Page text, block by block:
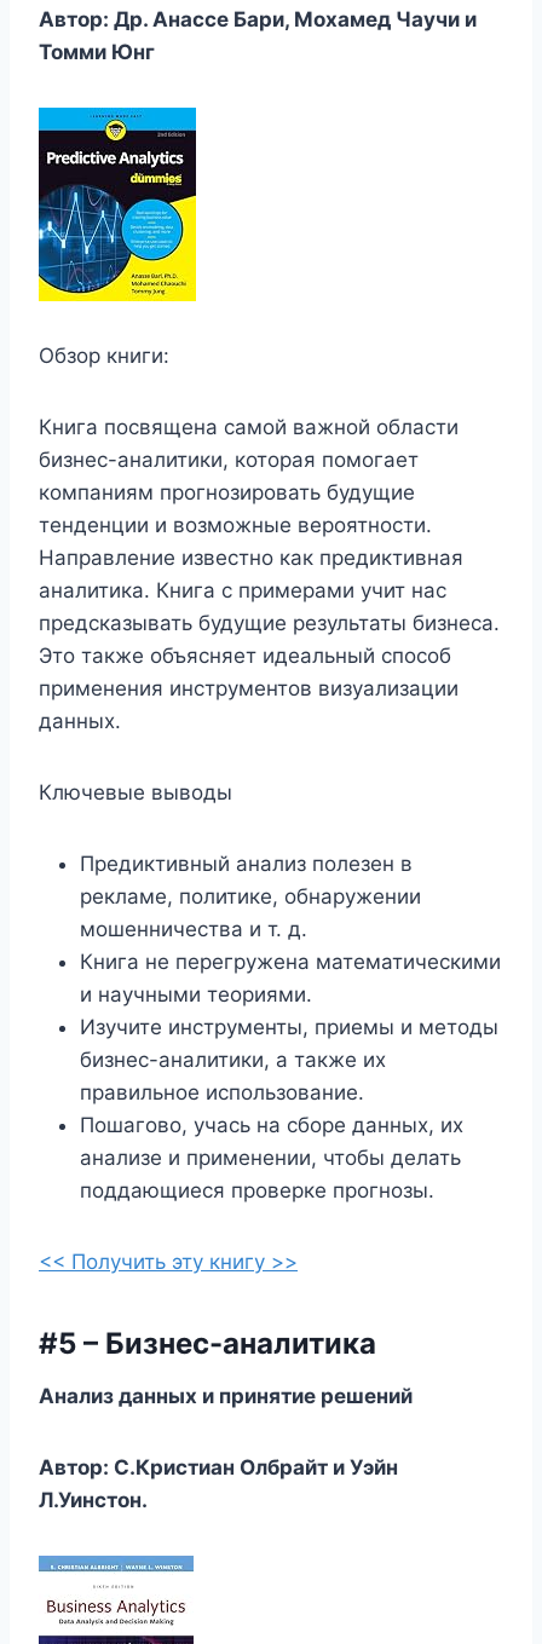
Автор: Др. Анассе Бари, Мохамед Чаучи и
Томми Юнг
Обзор книги:
Книга посвящена самой важной области
бизнес-аналитики, которая помогает
компаниям прогнозировать будущие
тенденции и возможные вероятности.
Направление известно как предиктивная
аналитика. Книга с примерами учит нас
предсказывать будущие результаты бизнеса.
Это также объясняет идеальный способ
применения инструментов визуализации
данных.
Ключевые выводы
Предиктивный анализ полезен в
рекламе, политике, обнаружении
мошенничества и т. д.
Книга не перегружена математическими
и научными теориями.
Изучите инструменты, приемы и методы
бизнес-аналитики, а также их
правильное использование.
Пошагово, учась на сборе данных, их
анализе и применении, чтобы делать
поддающиеся проверке прогнозы.
<< Получить эту книгу >>
#5 – Бизнес-аналитика
Анализ данных и принятие решений
Автор: С.Кристиан Олбрайт и Уэйн
Л.Уинстон.